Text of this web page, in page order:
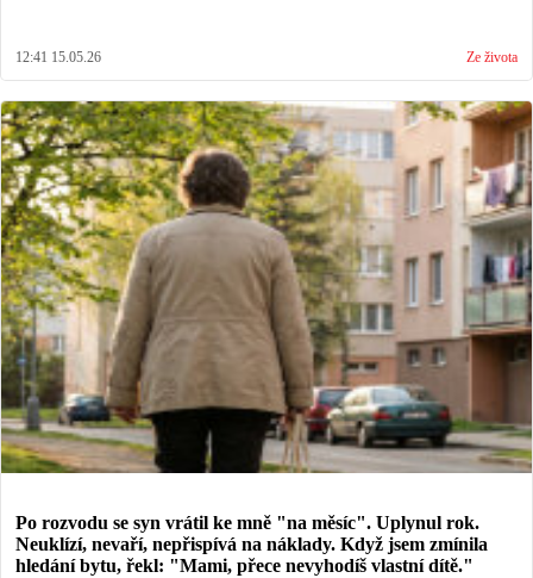
12:41 15.05.26 Ze života
Po rozvodu se syn vrátil ke mně "na měsíc". Uplynul rok.
Neuklízí, nevaří, nepřispívá na náklady. Když jsem zmínila
hledání bytu, řekl: "Mami, přece nevyhodíš vlastní dítě."